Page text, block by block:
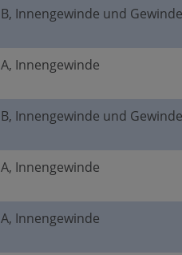
B, Innengewinde und
A, Innengewinde
B, Innengewinde und
A, Innengewinde
A, Innengewinde